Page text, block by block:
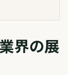
界の展